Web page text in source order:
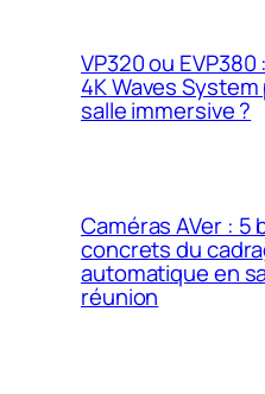
VP320 ou
4K Waves
salle immersive ?
Caméras AVer : 5
concrets du
automatique en
réunion